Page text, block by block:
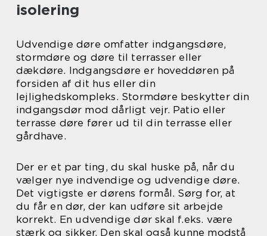
isolering
Udvendige døre omfatter indgangsdøre,
stormdøre og døre til terrasser eller
dækdøre. Indgangsdøre er hoveddøren på
forsiden af dit hus eller din
lejlighedskompleks. Stormdøre beskytter din
indgangsdør mod dårligt vejr. Patio eller
terrasse døre fører ud til din terrasse eller
gårdhave.
Der er et par ting, du skal huske på, når du
vælger nye indvendige og udvendige døre.
Det vigtigste er dørens formål. Sørg for, at
du får en dør, der kan udføre sit arbejde
korrekt. En udvendige dør skal f.eks. være
stærk og sikker. Den skal også kunne modstå